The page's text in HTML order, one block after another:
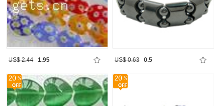
US$ 2.44 1.95 US$ 0.63 0.5
20 20